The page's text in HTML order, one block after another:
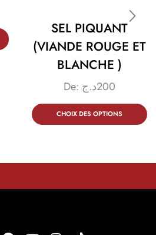
SEL PIQUANT
(VIANDE ROUGE ET
BLANCHE )
De: 200د.ج
CHOIX DES OPTIONS